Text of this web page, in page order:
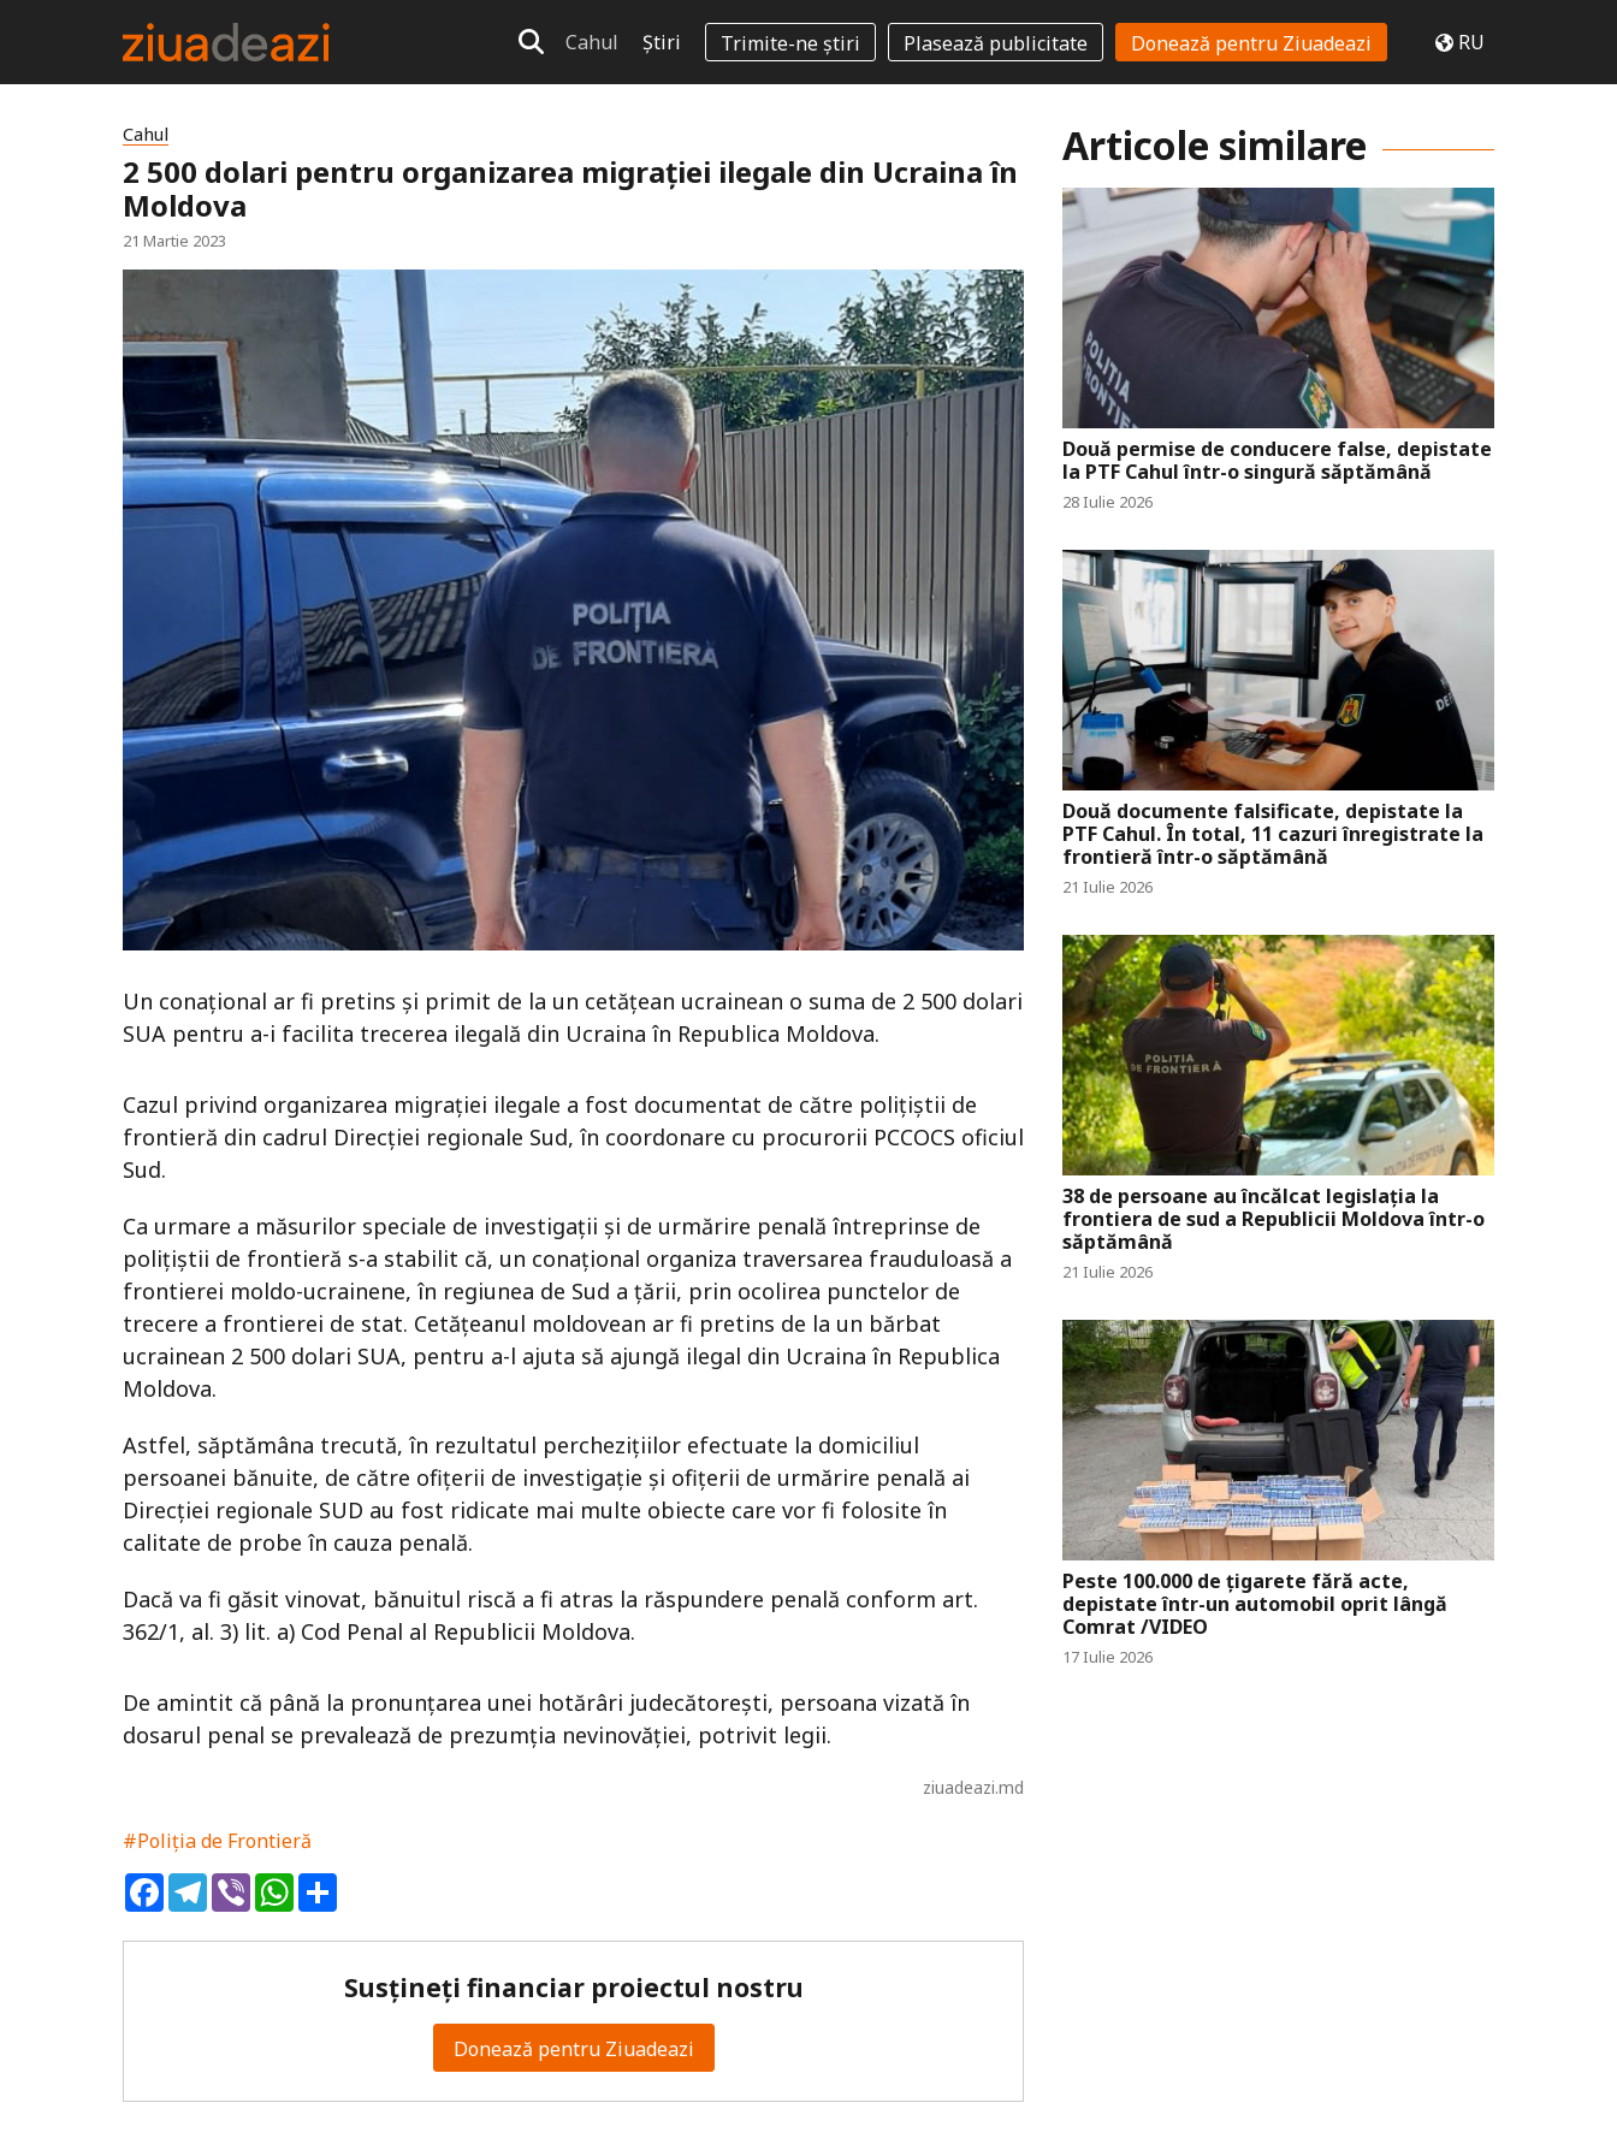
Cahul Știri Trimite-ne știri Plasează publicitate Donează pentru Ziuadeazi RU
Cahul
2 500 dolari pentru organizarea migrației ilegale din Ucraina în
Moldova
21 Martie 2023
Un conațional ar fi pretins și primit de la un cetățean ucrainean o suma de 2 500 dolari
SUA pentru a-i facilita trecerea ilegală din Ucraina în Republica Moldova.
Cazul privind organizarea migrației ilegale a fost documentat de către polițiștii de
frontieră din cadrul Direcției regionale Sud, în coordonare cu procurorii PCCOCS oficiul
Sud.
Ca urmare a măsurilor speciale de investigații și de urmărire penală întreprinse de
polițiștii de frontieră s-a stabilit că, un conațional organiza traversarea frauduloasă a
frontierei moldo-ucrainene, în regiunea de Sud a țării, prin ocolirea punctelor de
trecere a frontierei de stat. Cetățeanul moldovean ar fi pretins de la un bărbat
ucrainean 2 500 dolari SUA, pentru a-l ajuta să ajungă ilegal din Ucraina în Republica
Moldova.
Astfel, săptămâna trecută, în rezultatul perchezițiilor efectuate la domiciliul
persoanei bănuite, de către ofițerii de investigație și ofițerii de urmărire penală ai
Direcției regionale SUD au fost ridicate mai multe obiecte care vor fi folosite în
calitate de probe în cauza penală.
Dacă va fi găsit vinovat, bănuitul riscă a fi atras la răspundere penală conform art.
362/1, al. 3) lit. a) Cod Penal al Republicii Moldova.
De amintit că până la pronunțarea unei hotărâri judecătorești, persoana vizată în
dosarul penal se prevalează de prezumția nevinovăției, potrivit legii.
ziuadeazi.md
#Poliția de Frontieră
FacebookTelegram
ViberWhatsApp
Susțineți financiar proiectul nostru
Donează pentru Ziuadeazi
Articole similare
Două permise de conducere false, depistate
la PTF Cahul într-o singură săptămână
28 Iulie 2026
Două documente falsificate, depistate la
PTF Cahul. În total, 11 cazuri înregistrate la
frontieră într-o săptămână
21 Iulie 2026
38 de persoane au încălcat legislația la
frontiera de sud a Republicii Moldova într-o
săptămână
21 Iulie 2026
Peste 100.000 de țigarete fără acte,
depistate într-un automobil oprit lângă
Comrat /VIDEO
17 Iulie 2026